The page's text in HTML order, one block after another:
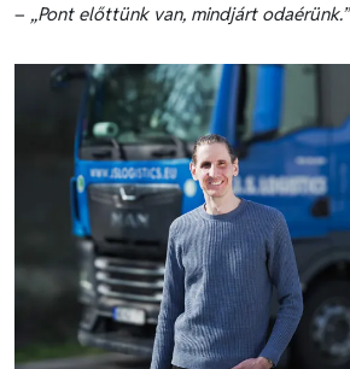
– „Pont előttünk van, mindjárt odaérünk.”